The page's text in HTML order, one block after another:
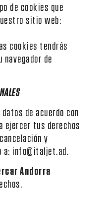
de cookies que
sitio web:
cookies tendrás
de
de acuerdo con
ejercer tus derechos
y
a: info@italjet.ad.
Andorra